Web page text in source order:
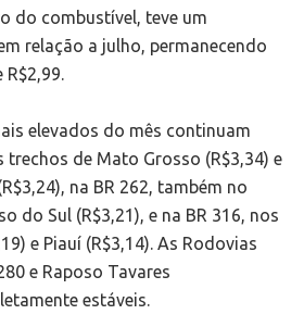
do combustível, teve um
relação a julho, permanecendo
R$2,99.
elevados do mês continuam
trechos de Mato Grosso (R$3,34) e
na BR 262, também no
do Sul (R$3,21), e na BR 316, nos
e Piauí (R$3,14). As Rodovias
e Raposo Tavares
estáveis.